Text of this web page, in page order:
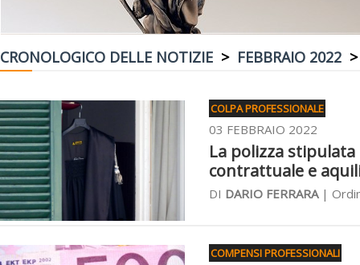
CRONOLOGICO DELLE NOTIZIE > FEBBRAIO 2022
COLPA PROFESSIONALE
03 FEBBRAIO 2022
La polizza
contrattuale e
DI DARIO FERRARA|
COMPENSI PROFESSIONALI